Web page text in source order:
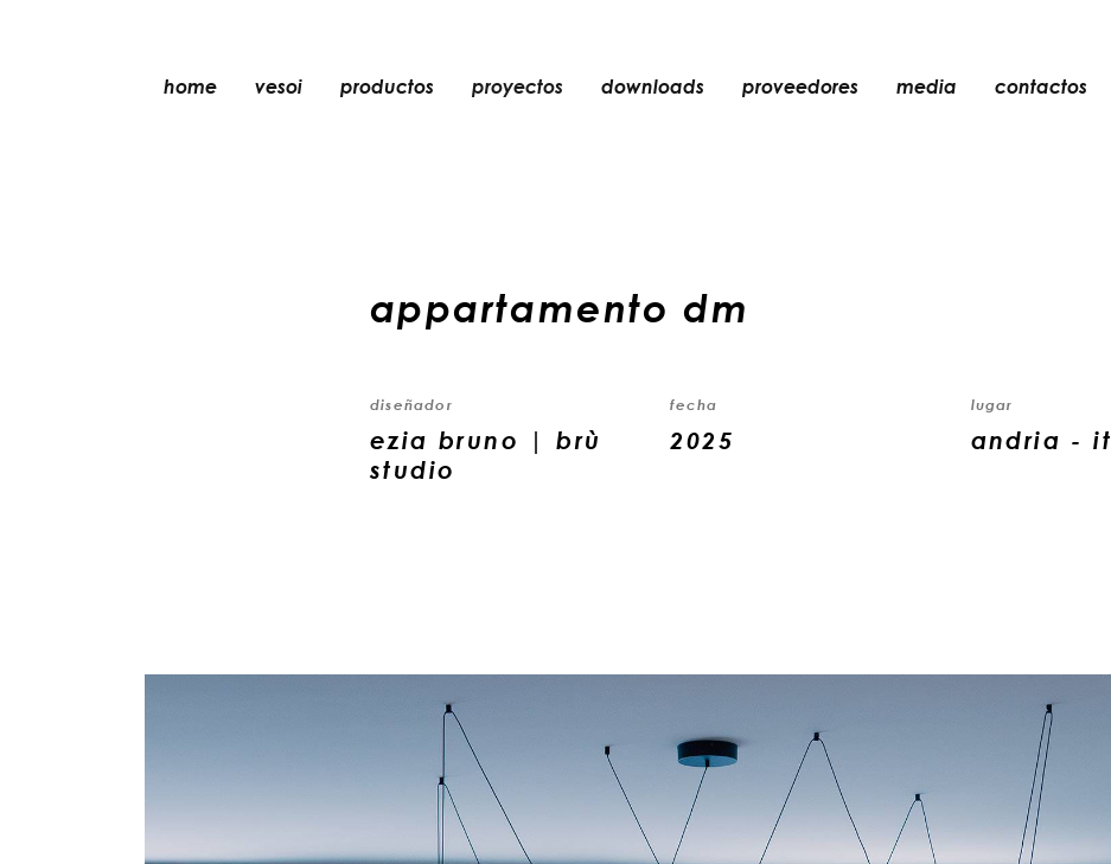
home vesoi productos
suelo
recargables
proyectos downloads proveedores media contactos
appartamento dm
diseñador
ezia bruno | brù
studio
fecha
2025
lugar
andria - it